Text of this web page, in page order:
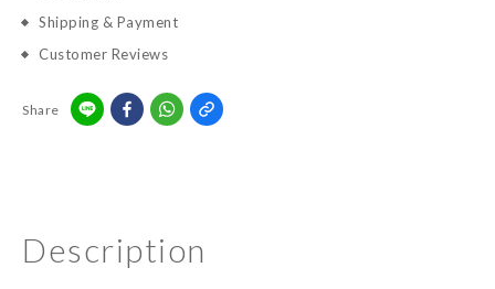
Shipping & Payment
Customer Reviews
Share
Description